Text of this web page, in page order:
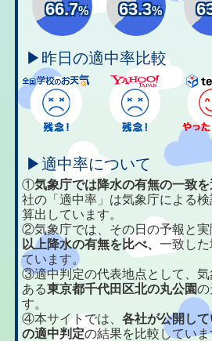
66.7% 63.3%
▶昨日の適中率比較
▶適中率について
①気象庁では降水の有無の一致
社の「適中率」は気象庁による
算出しています。
②気象庁では、その日の予報と実
以上降水の有無を比べ、一致し
ています。
③適中判定の代表地点として、
ある東京都千代田区北の丸公園の
す。
④本サイトでは、各社が公開し
の適中判定の結果を比較していま